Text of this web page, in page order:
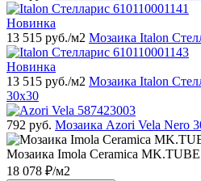
Новинка
13 515 руб./м2 Мозаика Italon
Новинка
13 515 руб./м2 Мозаика Italon
30х30
792 руб. Мозаика Azori Vela Nero
Мозаика Imola Ceramica
18 078 ₽/м2